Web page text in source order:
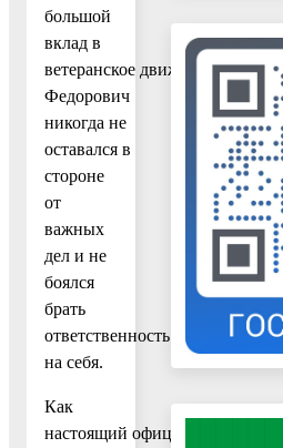
большой
вклад в
ветеранское движение. Юрий
Федорович
никогда не
оставался в
стороне
от
важных
дел и не
боялся
брать
ответственность
на себя.
Как
настоящий офицер он в